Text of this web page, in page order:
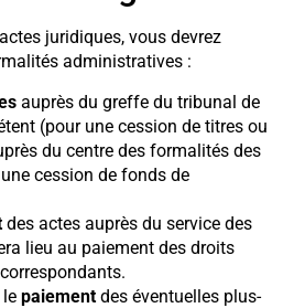
juridiques, vous devrez
administratives :
auprès du greffe du tribunal de
(pour une cession de titres ou
du centre des formalités des
cession de fonds de
des actes auprès du service des
lieu au paiement des droits
paiement des éventuelles plus-